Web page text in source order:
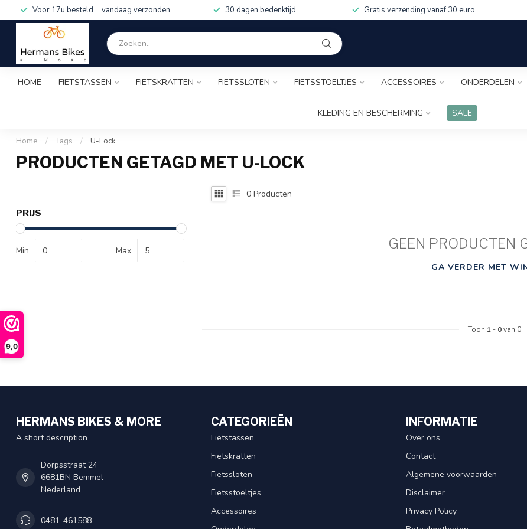
9,0
Voor 17u besteld = vandaag verzonden 30 dagen bedenktijd Gratis verzending vanaf 30 euro
HOME FIETSTASSEN FIETSKRATTEN FIETSSLOTEN FIETSSTOELTJES ACCESSOIRES ONDERDELEN
KLEDING EN BESCHERMING SALE
Home / Tags / U-Lock
PRODUCTEN GETAGD MET U-LOCK
PRIJS
Min Max
0 Producten
GEEN PRODUCTEN
GA VERDER MET
Toon 1 - 0van 0
HERMANS BIKES & MORE
A short description
Dorpsstraat 24
6681BN Bemmel
Nederland
0481-461588
CATEGORIEËN
Fietstassen
Fietskratten
Fietssloten
Fietsstoeltjes
Accessoires
INFORMATIE
Over ons
Contact
Algemene voorwaarden
Disclaimer
Privacy Policy